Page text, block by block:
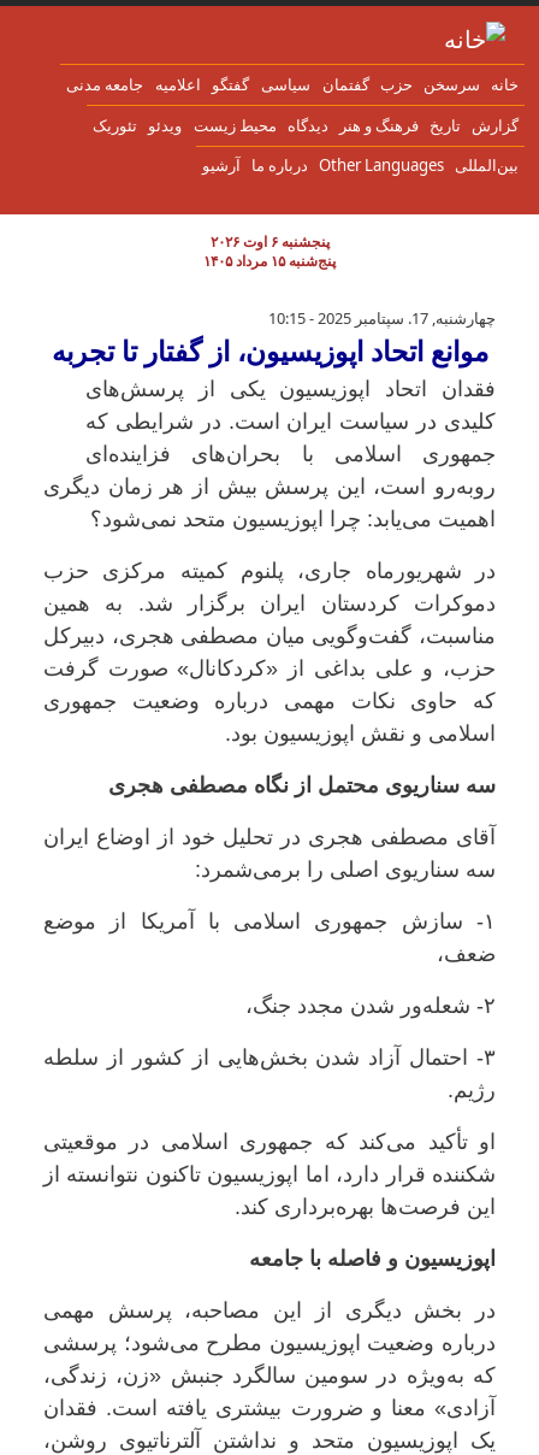
به محتوای اصلی
سرسخن حزب گفتمان سياسی گفتگو اعلاميه جامعه مدنی
تاریخ فرهنگ و هنر دیدگاه محیط زیست ویدئو تئوریک
Other Languages درباره ما آرشیو
پنجشنبه ۶ اوت ۲۰۲۶
پنج‌شنبه ۱۵ مرداد ۱۴۰۵
موانع اتحاد اپوزیسیون، از گفتار تا تجربه
چهارشنبه, 17. سپتامبر 2025 - 10:15
موانع اتحاد اپوزیسیون، از گفتار تا تجربه
فقدان اتحاد اپوزیسیون یکی از پرسش‌های
کلیدی در سیاست ایران است. در شرایطی که
جمهوری اسلامی با بحران‌های فزاینده‌ای
روبه‌رو است، این پرسش بیش از هر زمان دیگری
اهمیت می‌یابد: چرا اپوزیسیون متحد نمی‌شود؟
در شهریورماه جاری، پلنوم کمیته مرکزی حزب
دموکرات کردستان ایران برگزار شد. به همین
مناسبت، گفت‌وگویی میان مصطفی هجری، دبیرکل
حزب، و علی بداغی از «کردکانال» صورت گرفت
که حاوی نکات مهمی درباره وضعیت جمهوری
اسلامی و نقش اپوزیسیون بود.
سه سناریوی محتمل از نگاه مصطفی هجری
آقای مصطفی هجری در تحلیل خود از اوضاع ایران
سه سناریوی اصلی را برمی‌شمرد:
۱- سازش جمهوری اسلامی با آمریکا از موضع
ضعف،
۳- احتمال آزاد شدن بخش‌هایی از کشور از سلطه
رژیم.
او تأکید می‌کند که جمهوری اسلامی در موقعیتی
شکننده قرار دارد، اما اپوزیسیون تاکنون نتوانسته از
این فرصت‌ها بهره‌برداری کند.
اپوزیسیون و فاصله با جامعه
در بخش دیگری از این مصاحبه، پرسش مهمی
درباره وضعیت اپوزیسیون مطرح می‌شود؛ پرسشی
که به‌ویژه در سومین سالگرد جنبش «زن، زندگی،
آزادی» معنا و ضرورت بیشتری یافته است. فقدان
یک اپوزیسیون متحد و نداشتن آلترناتیوی روشن،